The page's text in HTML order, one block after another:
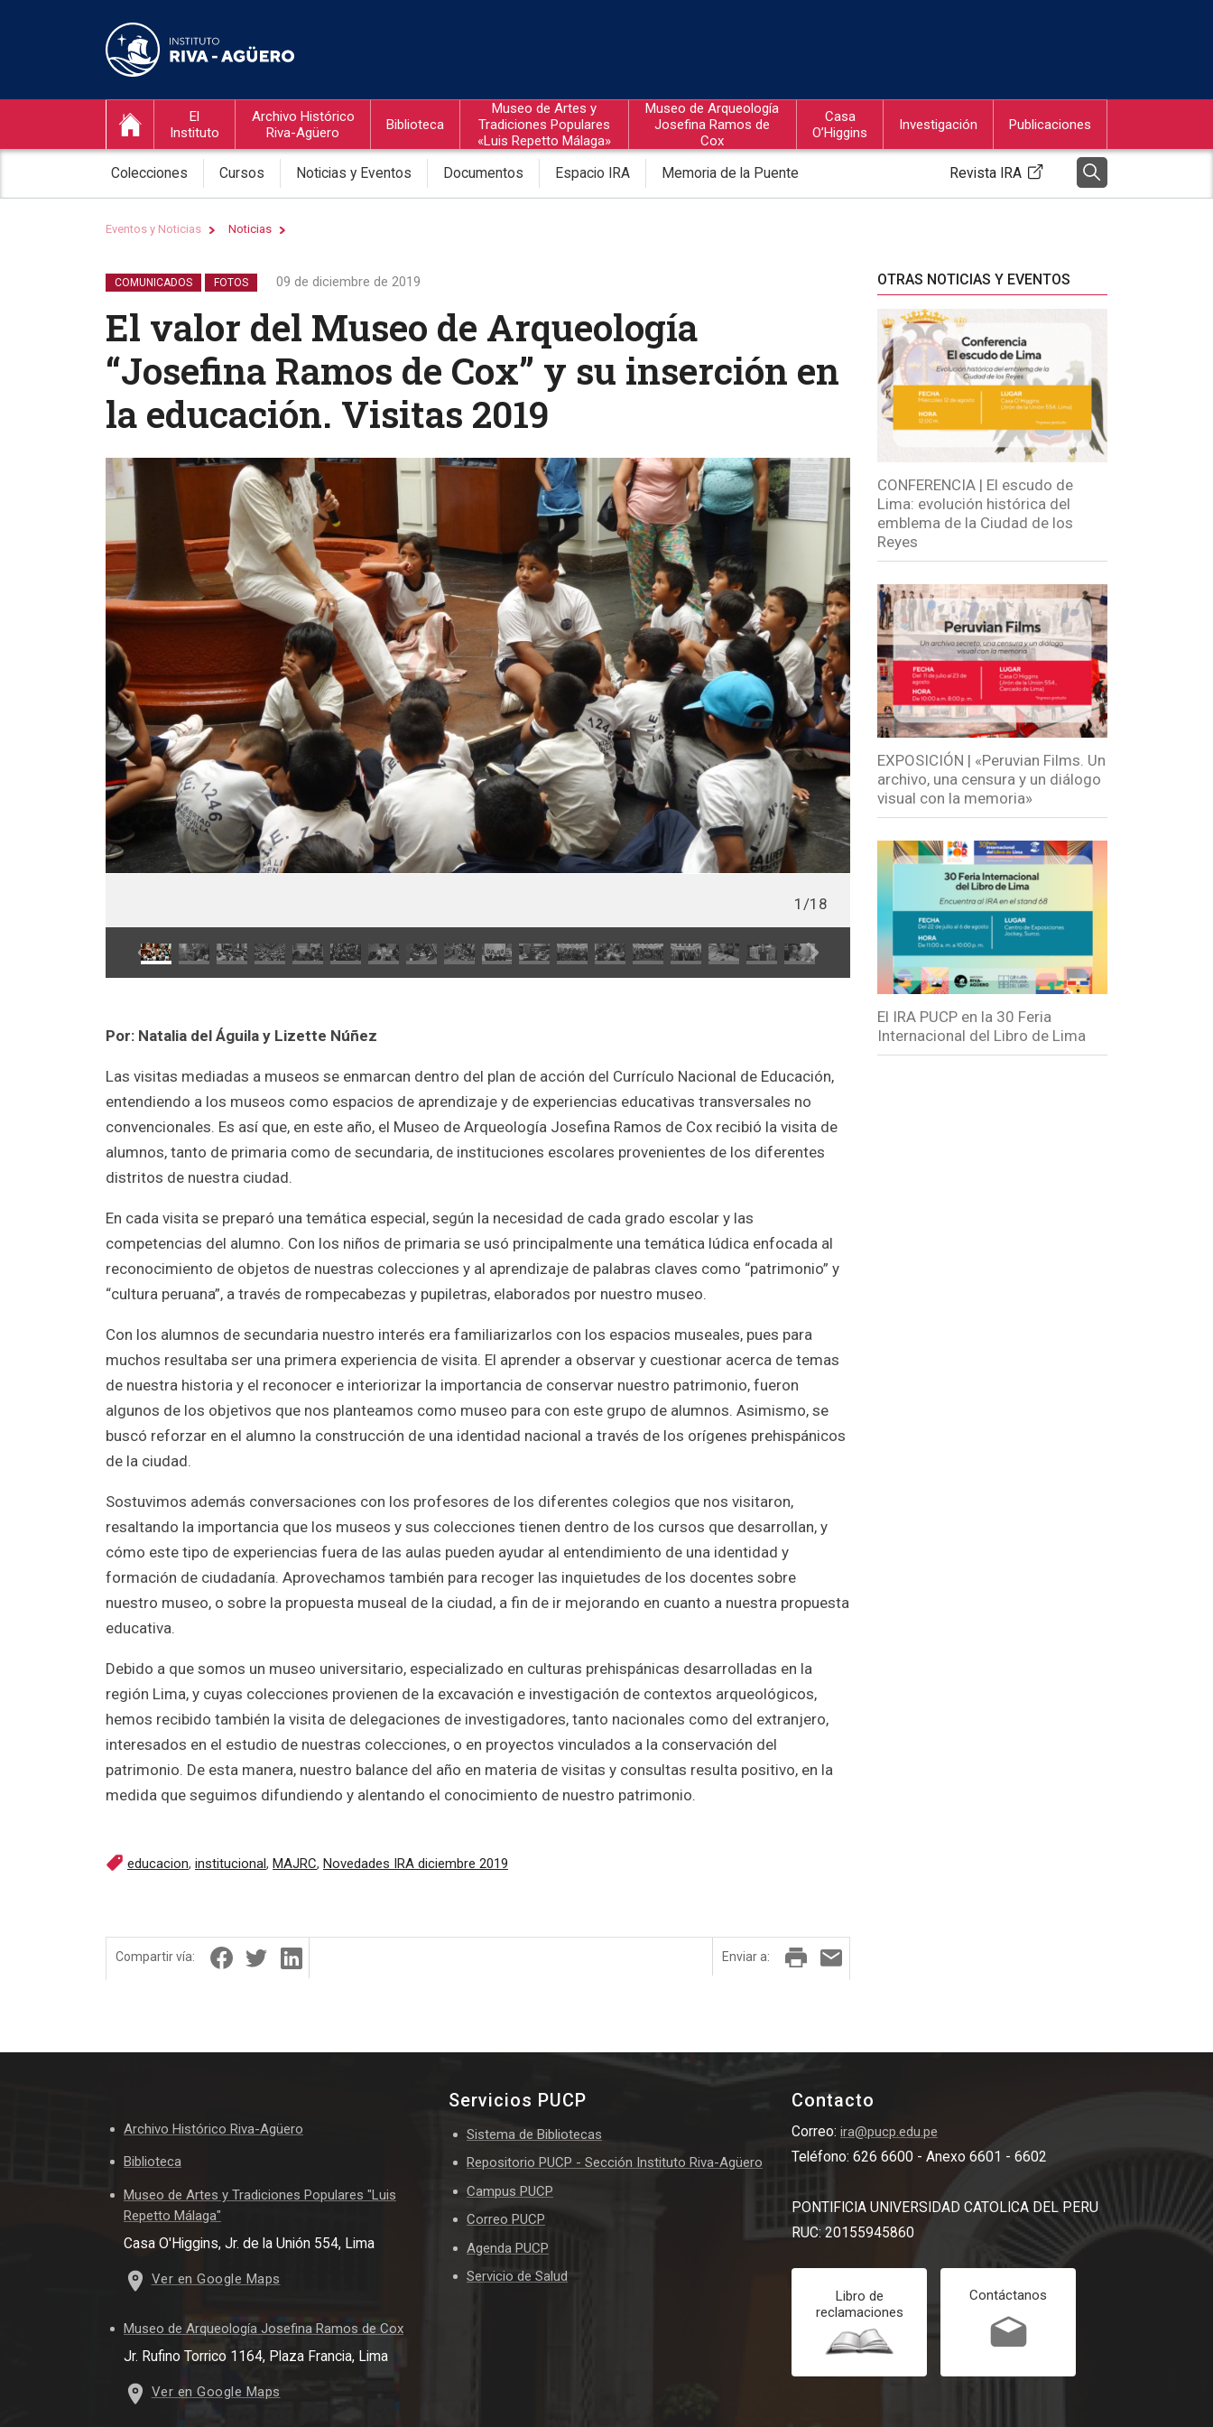
El
Instituto
Archivo Histórico
Riva-Agüero
Biblioteca
Museo de Artes y
Tradiciones Populares
«Luis Repetto Málaga»
Museo de Arqueología
Josefina Ramos de
Cox
Casa
O’Higgins
Investigación Publicaciones
Colecciones Cursos Noticias y Eventos Documentos Espacio IRA Memoria de la Puente Revista IRA
Eventos y Noticias Noticias
COMUNICADOS FOTOS 09 de diciembre de 2019
El valor del Museo de Arqueología
“Josefina Ramos de Cox” y su inserción en
la educación. Visitas 2019
Por: Natalia del Águila y Lizette Núñez
Las visitas mediadas a museos se enmarcan dentro del plan de acción del Currículo Nacional de Educación,
entendiendo a los museos como espacios de aprendizaje y de experiencias educativas transversales no
convencionales. Es así que, en este año, el Museo de Arqueología Josefina Ramos de Cox recibió la visita de
alumnos, tanto de primaria como de secundaria, de instituciones escolares provenientes de los diferentes
distritos de nuestra ciudad.
En cada visita se preparó una temática especial, según la necesidad de cada grado escolar y las
competencias del alumno. Con los niños de primaria se usó principalmente una temática lúdica enfocada al
reconocimiento de objetos de nuestras colecciones y al aprendizaje de palabras claves como “patrimonio” y
“cultura peruana”, a través de rompecabezas y pupiletras, elaborados por nuestro museo.
Con los alumnos de secundaria nuestro interés era familiarizarlos con los espacios museales, pues para
muchos resultaba ser una primera experiencia de visita. El aprender a observar y cuestionar acerca de temas
de nuestra historia y el reconocer e interiorizar la importancia de conservar nuestro patrimonio, fueron
algunos de los objetivos que nos planteamos como museo para con este grupo de alumnos. Asimismo, se
buscó reforzar en el alumno la construcción de una identidad nacional a través de los orígenes prehispánicos
de la ciudad.
Sostuvimos además conversaciones con los profesores de los diferentes colegios que nos visitaron,
resaltando la importancia que los museos y sus colecciones tienen dentro de los cursos que desarrollan, y
cómo este tipo de experiencias fuera de las aulas pueden ayudar al entendimiento de una identidad y
formación de ciudadanía. Aprovechamos también para recoger las inquietudes de los docentes sobre
nuestro museo, o sobre la propuesta museal de la ciudad, a fin de ir mejorando en cuanto a nuestra propuesta
educativa.
Debido a que somos un museo universitario, especializado en culturas prehispánicas desarrolladas en la
región Lima, y cuyas colecciones provienen de la excavación e investigación de contextos arqueológicos,
hemos recibido también la visita de delegaciones de investigadores, tanto nacionales como del extranjero,
interesados en el estudio de nuestras colecciones, o en proyectos vinculados a la conservación del
patrimonio. De esta manera, nuestro balance del año en materia de visitas y consultas resulta positivo, en la
medida que seguimos difundiendo y alentando el conocimiento de nuestro patrimonio.
educacion, institucional, MAJRC, Novedades IRA diciembre 2019
Compartir vía: Enviar a:
OTRAS NOTICIAS Y EVENTOS
CONFERENCIA | El escudo de
Lima: evolución histórica del
emblema de la Ciudad de los
Reyes
EXPOSICIÓN | «Peruvian Films. Un
archivo, una censura y un diálogo
visual con la memoria»
El IRA PUCP en la 30 Feria
Internacional del Libro de Lima
Archivo Histórico Riva-Agüero
Biblioteca
Museo de Artes y Tradiciones Populares "Luis
Repetto Málaga"
Casa O'Higgins, Jr. de la Unión 554, Lima
Ver en Google Maps
Museo de Arqueología Josefina Ramos de Cox
Jr. Rufino Torrico 1164, Plaza Francia, Lima
Ver en Google Maps
Servicios PUCP
Sistema de Bibliotecas
Repositorio PUCP - Sección Instituto Riva-Agüero
Campus PUCP
Correo PUCP
Agenda PUCP
Servicio de Salud
Contacto
Correo: ira@pucp.edu.pe
Teléfono: 626 6600 - Anexo 6601 - 6602
PONTIFICIA UNIVERSIDAD CATOLICA DEL PERU
RUC: 20155945860
Libro de
reclamaciones
Contáctanos